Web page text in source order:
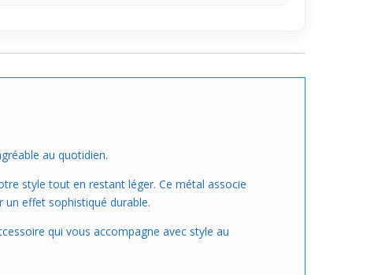
au quotidien.
style tout en restant léger. Ce métal associe
effet sophistiqué durable.
qui vous accompagne avec style au